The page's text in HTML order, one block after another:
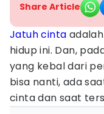
Share Article
Jatuh cinta
hidup ini. Dan,
yang kebal dari
bisa nanti, ada
cinta dan saat